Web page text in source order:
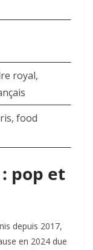
royal,
food
pop et
depuis 2017,
en 2024 due